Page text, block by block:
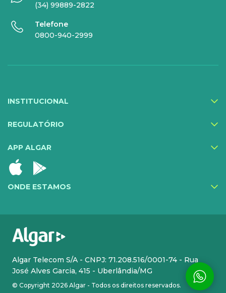
SERVIÇOS
DIGITAIS
Compartilhe Energia
Exa Segurança
MediQuo Empresas
Helptec
Inner IA
Todos os serviços
Cloud Plus
Cloud Phone Pro Atendimento Premium
(34) 99889-2822
Telefone
0800-940-2999
INSTITUCIONAL
REGULATÓRIO
APP ALGAR
ONDE ESTAMOS
Algar Telecom S/A - CNPJ: 71.208.516/0001-74 - Rua
José Alves Garcia, 415 - Uberlândia/MG
© Copyright 2026 Algar - Todos os direitos reservados.